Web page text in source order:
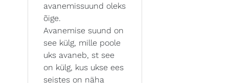
avanemissuund oleks
õige.
Avanemise suund on
see külg, mille poole
uks avaneb, st see
on külg, kus ukse ees
seistes on näha